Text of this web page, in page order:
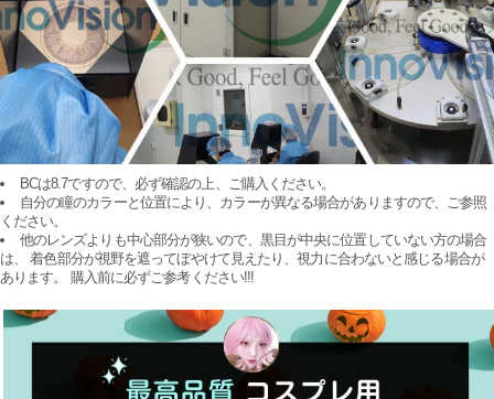
BCは8.7ですので、必ず確認の上、ご購入ください。
自分の瞳のカラーと位置により、カラーが異なる場合がありますので、ご参照
ください。
他のレンズよりも中心部分が狭いので、黒目が中央に位置していない方の場合
は、 着色部分が視野を遮ってぼやけて見えたり、視力に合わないと感じる場合が
あります。 購入前に必ずご参考ください!!!